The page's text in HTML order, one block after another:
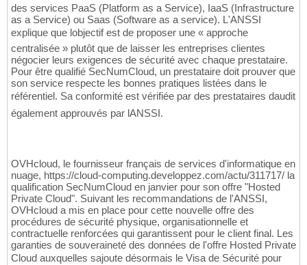
des services PaaS (Platform as a Service), IaaS (Infrastructure
as a Service) ou Saas (Software as a service). L'ANSSI
explique que lobjectif est de proposer une « approche
centralisée » plutôt que de laisser les entreprises clientes
négocier leurs exigences de sécurité avec chaque prestataire.
Pour être qualifié SecNumCloud, un prestataire doit prouver que
son service respecte les bonnes pratiques listées dans le
référentiel. Sa conformité est vérifiée par des prestataires daudit
également approuvés par lANSSI.
OVHcloud, le fournisseur français de services d'informatique en
nuage, https://cloud-computing.developpez.com/actu/311717/ la
qualification SecNumCloud en janvier pour son offre "Hosted
Private Cloud". Suivant les recommandations de l'ANSSI,
OVHcloud a mis en place pour cette nouvelle offre des
procédures de sécurité physique, organisationnelle et
contractuelle renforcées qui garantissent pour le client final. Les
garanties de souveraineté des données de l'offre Hosted Private
Cloud auxquelles sajoute désormais le Visa de Sécurité pour